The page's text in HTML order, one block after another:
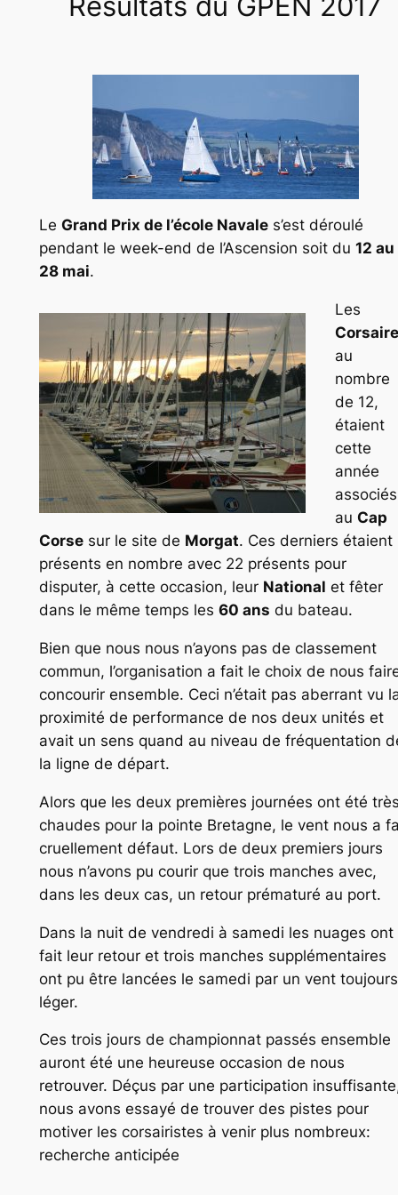
Le Grand Prix de l’école Navales’est déroulé
pendant le week-end de l’Ascension soit du 12 au
28 mai.
Les
au
nombre
de 12,
étaient
cette
année
associés
auCap
Corsesur le site de Morgat. Ces derniers étaient
présents en nombre avec 22 présents pour
disputer, à cette occasion, leur National et fêter
dans le même temps les 60 ans du bateau.
Bien que nous nous n’ayons pas de classement
commun, l’organisation a fait le choix de nous
concourir ensemble. Ceci n’était pas aberrant vu
proximité de performance de nos deux unités et
avait un sens quand au niveau de fréquentation
la ligne de départ.
Alors que les deux premières journées ont été
chaudes pour la pointe Bretagne, le vent nous a
cruellement défaut. Lors de deux premiers jours
nous n’avons pu courir que trois manches avec,
dans les deux cas, un retour prématuré au port.
Dans la nuit de vendredi à samedi les nuages ont
fait leur retour et trois manches supplémentaires
ont pu être lancées le samedi par un vent toujours
léger.
Ces trois jours de championnat passés ensemble
auront été une heureuse occasion de nous
retrouver. Déçus par une participation
nous avons essayé de trouver des pistes pour
motiver les corsairistes à venir plus nombreux:
recherche anticipée